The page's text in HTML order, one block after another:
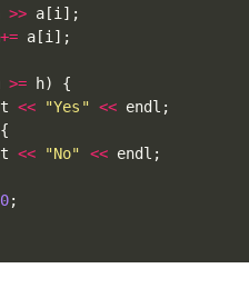
>> a [i ] ;
+= a [i ] ;
>= h)
{
<< "Yes" << endl ;
{
<< "No" << endl ;
0;